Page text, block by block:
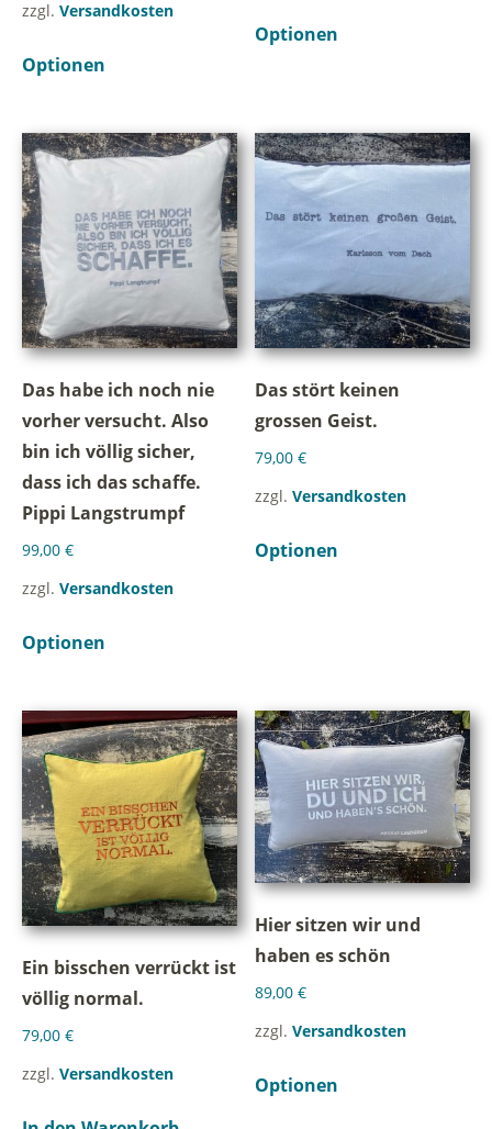
zzgl. Versandkosten
Optionen
Optionen
Das habe ich noch nie
vorher versucht. Also
bin ich völlig sicher,
dass ich das schaffe.
Pippi Langstrumpf
99,00 €
zzgl. Versandkosten
Optionen
Das stört keinen
grossen Geist.
79,00€
zzgl.Versandkosten
Optionen
Ein bisschen verrückt ist
völlig normal.
79,00 €
zzgl. Versandkosten
Hier sitzen wir und
haben es schön
89,00€
zzgl.Versandkosten
Optionen